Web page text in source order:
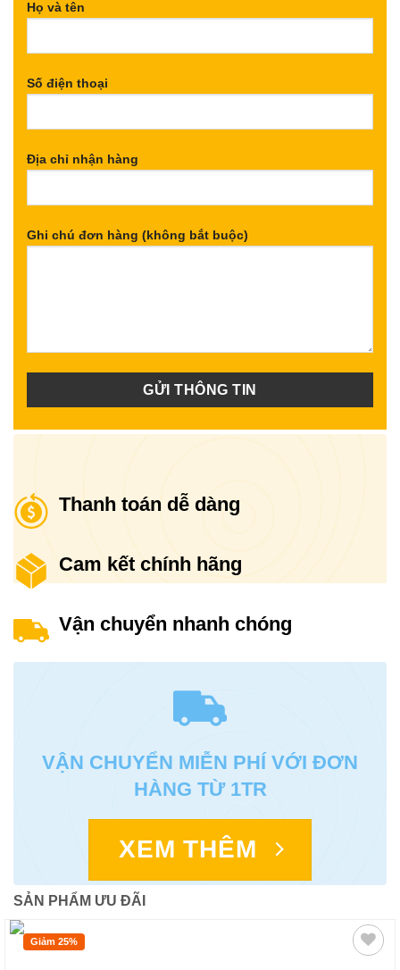
Họ và tên
Số điện thoại
Địa chỉ nhận hàng
Ghi chú đơn hàng (không bắt buộc)
Thanh toán dễ dàng
Cam kết chính hãng
Vận chuyển nhanh chóng
VẬN CHUYỂN MIỄN PHÍ VỚI ĐƠN
HÀNG TỪ 1TR
XEM THÊM
SẢN PHẨM ƯU ĐÃI
Giảm 25%